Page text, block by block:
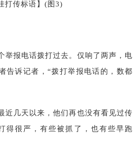
举报电话拨打过去。仅响了两声，电
告诉记者，“拨打举报电话的，数都
近几天以来，他们再也没有看见过传
得很严，有些被抓了，也有些早跑